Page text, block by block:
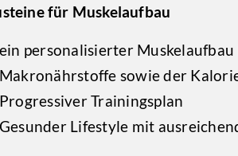
für Muskelaufbau
ein personalisierter
Makronährstoffe sowie der
Progressiver Trainingsplan
Gesunder Lifestyle mit